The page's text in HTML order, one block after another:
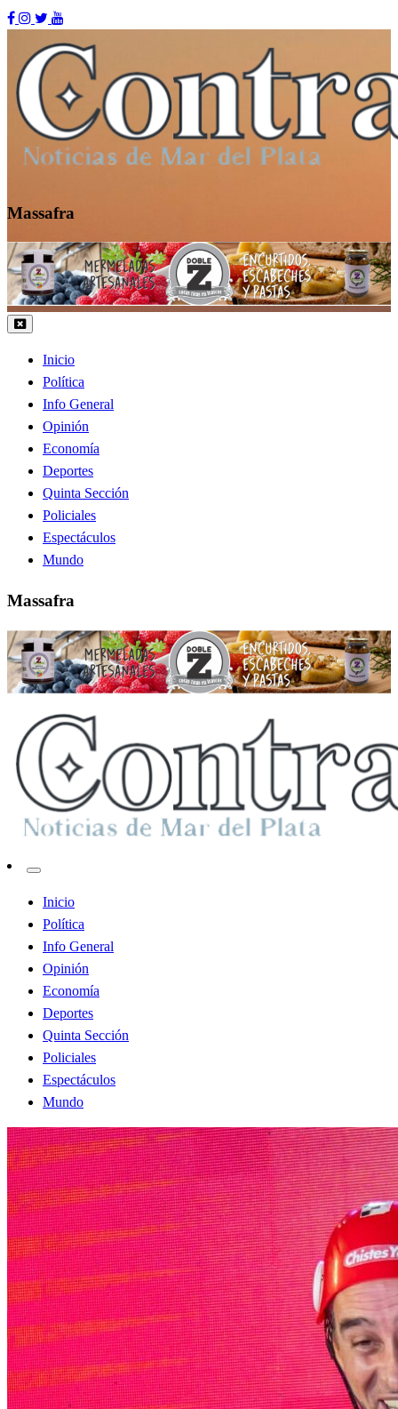
Skip
content
Contraste MDP
Massafra
Inicio
Política
Info General
Opinión
Economía
Deportes
Quinta Sección
Policiales
Espectáculos
Mundo
Massafra
Contraste MDP
Inicio
Política
Info General
Opinión
Economía
Deportes
Quinta Sección
Policiales
Espectáculos
Mundo